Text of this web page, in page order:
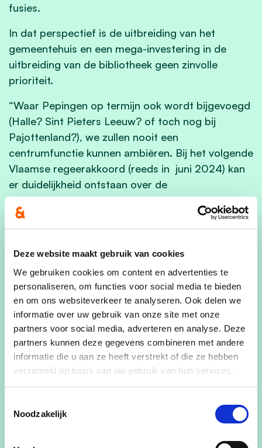
Deze website maakt gebruik van cookies
We gebruiken cookies om content en advertenties te
personaliseren, om functies voor social media te bieden
en om ons websiteverkeer te analyseren. Ook delen we
informatie over uw gebruik van onze site met onze
partners voor social media, adverteren en analyse. Deze
partners kunnen deze gegevens combineren met andere
informatie die u aan ze heeft verstrekt of die ze hebben
verzameld op basis van uw gebruik van hun services.
Noodzakelijk
fusies.
In dat perspectief is de uitbreiding van het
gemeentehuis en een mega-investering in de
uitbreiding van de bibliotheek geen zinvolle
prioriteit.
“Waar Pepingen op termijn ook wordt bijgevoegd
(Halle? Sint Pieters Leeuw? of toch nog bij
Pajottenland?), we zullen nooit een
centrumfunctie kunnen ambiëren. Bij het volgende
Vlaamse regeerakkoord (reeds in juni 2024) kan
er duidelijkheid ontstaan over de
fusieproblematiek. In afwachting kunnen we nog
probleemloos verder met ons gemeentehuis en
onze bibliotheek”.
Wat stellen we als oppositie als alternatief?
“Wij pleiten zeker niet voor de stilstand die we de
eerste 4 jaar van deze legislatuur moeten
aanschouwen. Zinvolle investeringen in
verkeersveiligheid zoals fietspaden, met 90%
Vlaamse subsidies, blijven (fusies of niet) voor
onze lokale bevolking de veiligheid verbeteren.
Eindelijk moet er werk gemaakt worden van de
2018, wat deze legislatuur een dode letter lijkt te